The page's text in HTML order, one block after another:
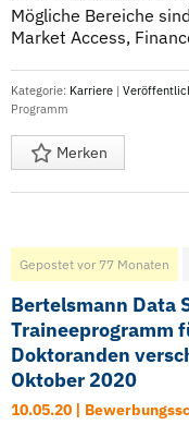
Mögliche Bereiche
Market Access,
Kategorie: Karriere |
Programm
Merken
Gepostet vor 77 Monaten
Bertelsmann Data
Traineeprogramm
Doktoranden
Oktober 2020
10.05.20 |